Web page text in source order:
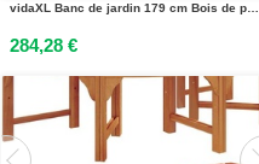
vidaXL Banc de jardin 179 cm Bois de pin imprégné
284,28 €